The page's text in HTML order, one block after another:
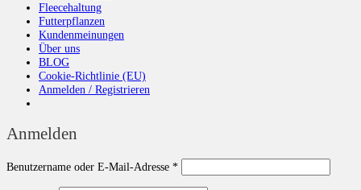
Fleecehaltung
Futterpflanzen
Kundenmeinungen
Über uns
BLOG
Cookie-Richtlinie (EU)
Anmelden / Registrieren
Anmelden
Benutzername oder E-Mail-Adresse *Erforderlich